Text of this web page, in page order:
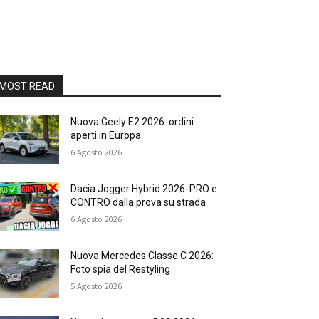
READ
Nuova Geely E2 2026: ordini
aperti in Europa
6 Agosto 2026
Dacia Jogger Hybrid 2026: PRO e
CONTRO dalla prova su strada
6 Agosto 2026
Nuova Mercedes Classe C 2026:
Foto spia del Restyling
5 Agosto 2026